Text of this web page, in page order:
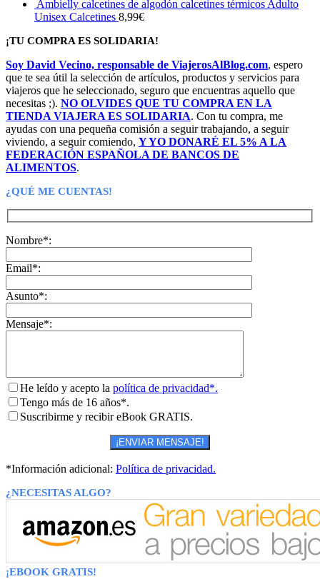
precio
original
12,90€.
precio
actual
12,26€.
Ambielly calcetines de algodón calcetines térmicos Adulto
Unisex Calcetines 8,99€
¡TU COMPRA ES SOLIDARIA!
Soy David Vecino, responsable de ViajerosAlBlog.com, espero
que te sea útil la selección de artículos, productos y servicios para
viajeros que he seleccionado, seguro que encuentras aquello que
necesitas ;). NO OLVIDES QUE TU COMPRA EN LA
TIENDA VIAJERA ES SOLIDARIA. Con tu compra, me
ayudas con una pequeña comisión a seguir trabajando, a seguir
viviendo, a seguir comiendo, Y YO DONARÉ EL 5% A LA
FEDERACIÓN ESPAÑOLA DE BANCOS DE
ALIMENTOS.
¿QUÉ ME CUENTAS!
Nombre*:
Email*:
Asunto*:
Mensaje*:
He leído y acepto la política de privacidad*.
Tengo más de 16 años*.
Suscribirme y recibir eBook GRATIS.
*Información adicional: Política de privacidad.
¿NECESITAS ALGO?
¡EBOOK GRATIS!